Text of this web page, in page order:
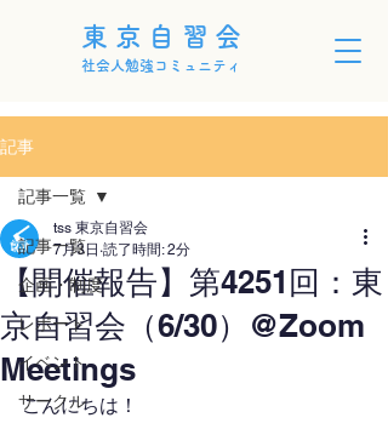
東京自習会
社会人勉強コミュニティ
記事
記事一覧
企画・制度
レポート
イベント
サークル
記事一覧
【開催報告】第4251回：東
京自習会（6/30）@Zoom
Meetings
tss 東京自習会
7月3日 読了時間: 2分
こんにちは！